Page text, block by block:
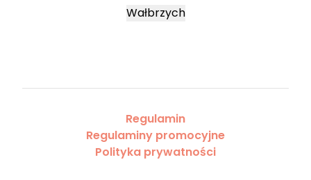
Wałbrzych
Regulamin
Regulaminy promocyjne
Polityka prywatności